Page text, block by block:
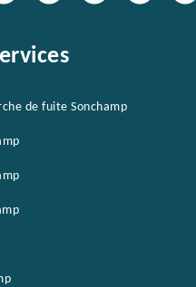
de fuite Sonchamp